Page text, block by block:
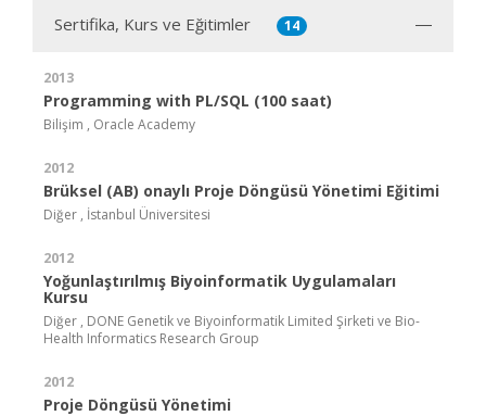
Sertifika, Kurs ve Eğitimler 14
2013
Programming with PL/SQL (100 saat)
Bilişim , Oracle Academy
2012
Brüksel (AB) onaylı Proje Döngüsü Yönetimi Eğitimi
Diğer , İstanbul Üniversitesi
2012
Yoğunlaştırılmış Biyoinformatik Uygulamaları
Kursu
Diğer , DONE Genetik ve Biyoinformatik Limited Şirketi ve Bio-
Health Informatics Research Group
2012
Proje Döngüsü Yönetimi